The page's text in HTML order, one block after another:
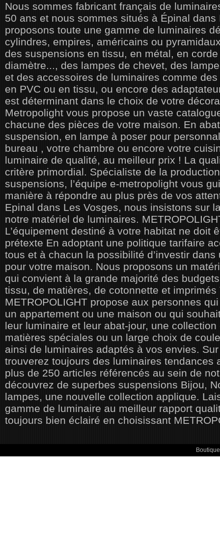
Nous sommes fabricant français de
50 ans et nous sommes situés à Épinal dans
proposons toute une gamme de luminaires
cylindres, empires, américains ou
des suspensions en tissu, en métal, en
diamètre..., des lampes de chevet, des
et des accessoires de luminaires comme
en PVC ou en tissu, ou encore des
est déterminant dans le choix de votre
Metropolight vous propose un vaste
chacune des pièces de votre maison. En
suspension, en lampe à poser pour
bureau , votre chambre ou encore votre
luminaire de qualité, au meilleur prix ! La
critère primordial. Spécialiste de la
suspensions, l’équipe e-metropolight vous
manière à répondre au plus près de vos
Epinal dans Les Vosges, nous insistons sur
notre matériel de luminaires.
L’équipement destiné à votre habitat ne doit
prétexte En adoptant une politique tarifaire
tous et à chacun la possibilité d’investir
pour votre maison. Nous proposons un
qui convient à la grande majorité des
tissu, de matières, de cotonnette et imprimés
METROPOLIGHT propose aux personnes
un appartement ou une maison ou qui
leur luminaire et leur abat-jour, une
matières spéciales ou un large choix de
ainsi de luminaires adaptés à vos envies.
trouverez toujours des luminaires tendances
plus de 250 articles référencés au sein de
découvrez de superbes suspensions Bijou,
lampes, une nouvelle collection applique.
gamme de luminaire au meilleur rapport
toujours bien éclairé en choisissant